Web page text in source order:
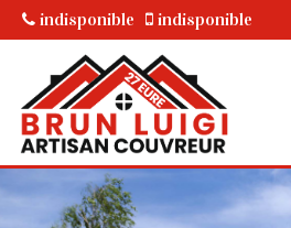
indisponible indisponible